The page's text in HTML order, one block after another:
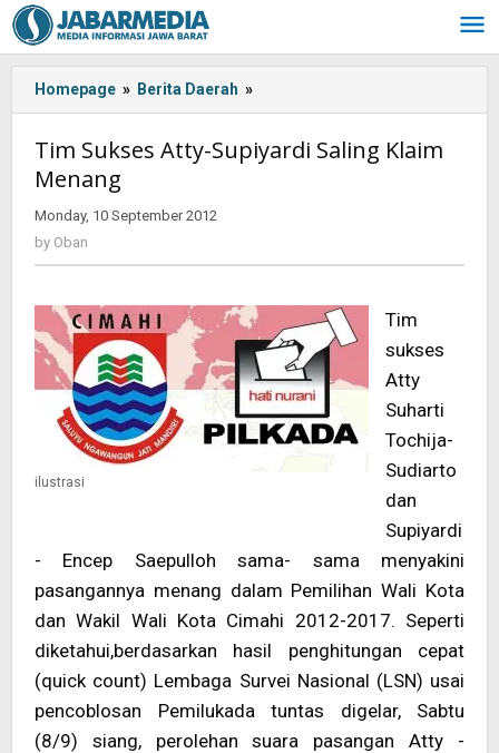
Skip
to
content
Homepage » Berita Daerah »
-:IN-
>Tim
<!-
-:-
-
>
Tim Sukses Atty-Supiyardi Saling Klaim
Menang
Monday, 10 September 2012
by Oban
ilustrasi
Tim
sukses
Atty
Suharti
Tochija-
Sudiarto
dan
Supiyardi
- Encep Saepulloh sama- sama menyakini
pasangannya menang dalam Pemilihan Wali Kota
dan Wakil Wali Kota Cimahi 2012-2017. Seperti
diketahui,berdasarkan hasil penghitungan cepat
(quick count) Lembaga Survei Nasional (LSN) usai
pencoblosan Pemilukada tuntas digelar, Sabtu
(8/9) siang, perolehan suara pasangan Atty -